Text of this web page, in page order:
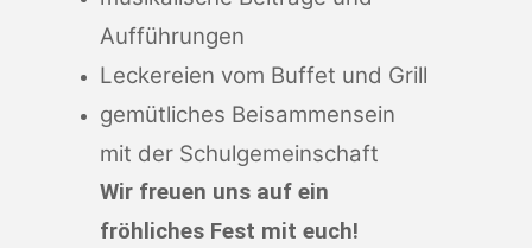
Aufführungen
Leckereien vom Buffet und Grill
gemütliches Beisammensein
mit der Schulgemeinschaft
Wir freuen uns auf ein
fröhliches Fest mit euch!